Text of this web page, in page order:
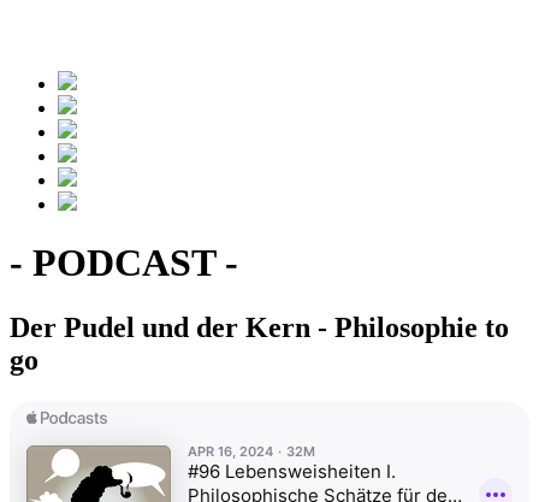
- PODCAST -
Der Pudel und der Kern - Philosophie to
go